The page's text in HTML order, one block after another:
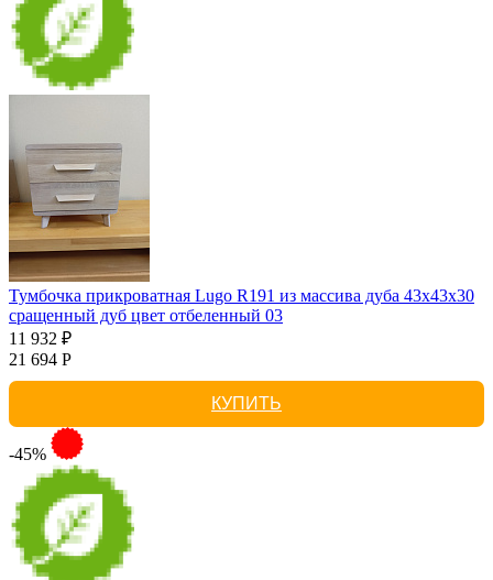
Тумбочка прикроватная Lugo R191 из массива дуба 43х43х30
сращенный дуб цвет отбеленный 03
11 932 ₽
21 694 Р
КУПИТЬ
-45%